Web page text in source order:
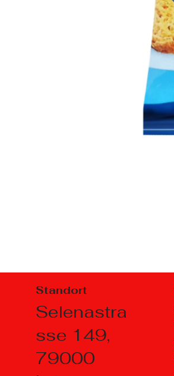
Standort
Selenastra
sse 149,
79000